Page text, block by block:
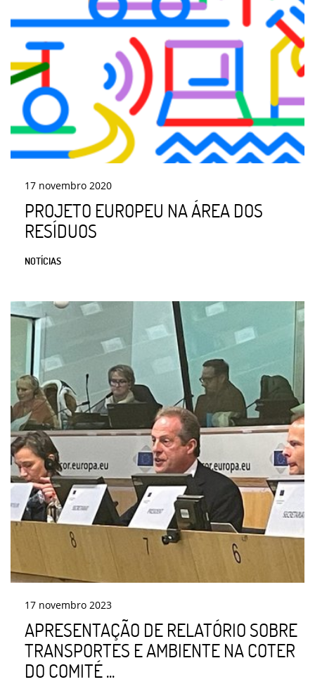
17 novembro 2020
PROJETO EUROPEU NA ÁREA DOS
RESÍDUOS
NOTÍCIAS
17 novembro 2023
APRESENTAÇÃO DE RELATÓRIO SOBRE
TRANSPORTES E AMBIENTE NA COTER
DO COMITÉ ...